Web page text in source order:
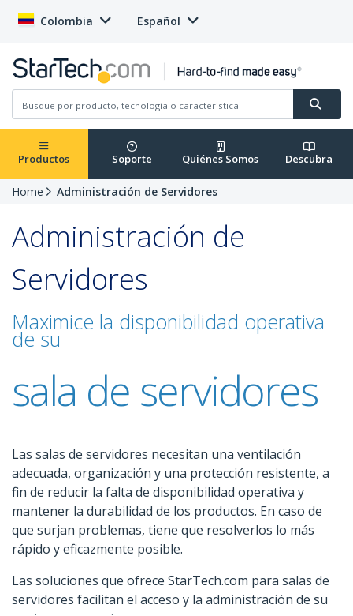
Colombia Español
Productos Soporte Quiénes Somos Descubra
Home Administración de Servidores
Administración de
Servidores
Maximice la disponibilidad operativa
de su
sala de servidores
Las salas de servidores necesitan una ventilación
adecuada, organización y una protección resistente, a
fin de reducir la falta de disponibilidad operativa y
mantener la durabilidad de los productos. En caso de
que surjan problemas, tiene que resolverlos lo más
rápido y eficazmente posible.
Las soluciones que ofrece StarTech.com para salas de
servidores facilitan el acceso y la administración de su